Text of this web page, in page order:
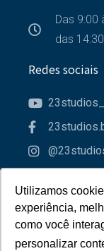
Utilizamos
experiência,
como você
personalizar
Utilizamos
experiência,
como você
personalizar
Das 9:00
das
Redes sociais
Parceiros